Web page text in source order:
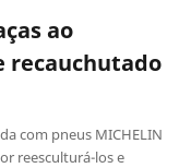
ao
recauchutado
com pneus MICHELIN
reesculturá-los e